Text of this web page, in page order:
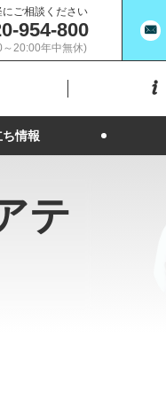
ご相談ください
954-800
20:00年中無休)
情報
テ